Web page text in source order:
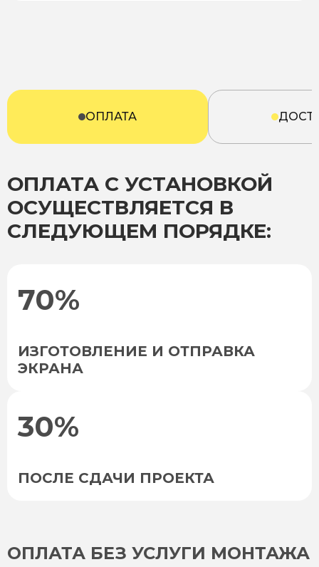
ОПЛАТА
ОПЛАТА С УСТАНОВКОЙ
ОСУЩЕСТВЛЯЕТСЯ В
СЛЕДУЮЩЕМ ПОРЯДКЕ:
70%
ИЗГОТОВЛЕНИЕ И ОТПРАВКА
ЭКРАНА
30%
ПОСЛЕ СДАЧИ ПРОЕКТА
ОПЛАТА БЕЗ УСЛУГИ МОНТАЖА